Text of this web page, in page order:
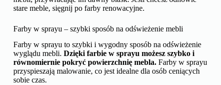
stare meble, sięgnij po farby renowacyjne.
Farby w sprayu – szybki sposób na odświeżenie mebli
Farby w sprayu to szybki i wygodny sposób na odświeżenie
wyglądu mebli. Dzięki farbie w sprayu możesz szybko i
równomiernie pokryć powierzchnię mebla.Farby w sprayu
przyspieszają malowanie, co jest idealne dla osób ceniących
sobie czas.